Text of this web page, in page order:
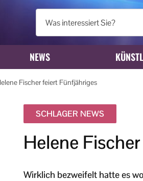
NEWS
Fischer feiert Fünfjähriges
SCHLAGER NEWS
Helene
Wirklich bezweifelt hatte es